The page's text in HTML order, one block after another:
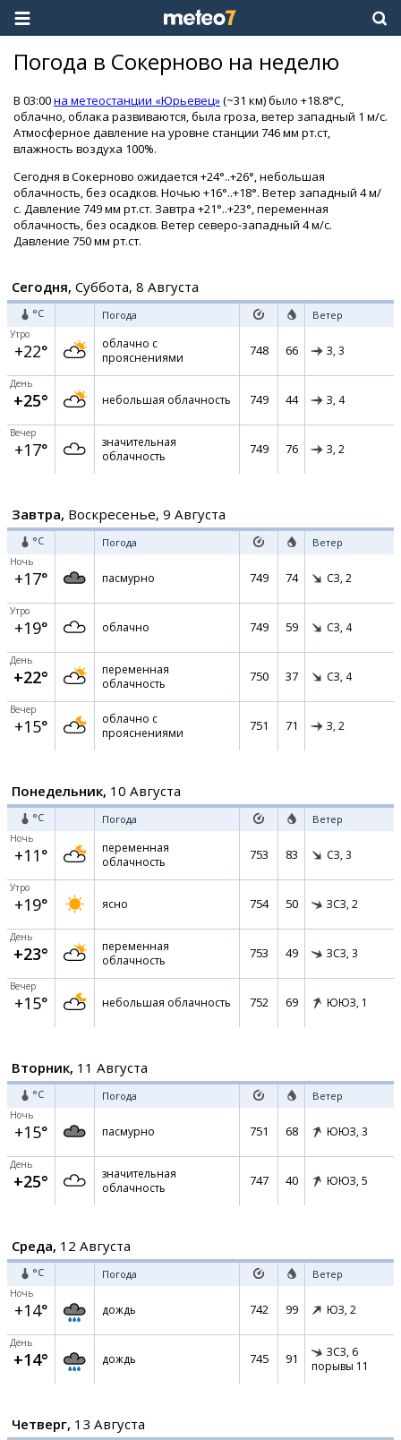
Погода в Сокерново на неделю
В 03:00на метеостанции «Юрьевец»(~31 км) было +18.8°C,
облачно, облака развиваются, была гроза, ветер западный 1 м/с.
Атмосферное давление на уровне станции 746 мм рт.ст,
влажность воздуха 100%.
Сегодня в Сокерново ожидается +24°..+26°, небольшая
облачность, без осадков. Ночью +16°..+18°. Ветер западный 4 м/
с. Давление 749 мм рт.ст. Завтра +21°..+23°, переменная
облачность, без осадков. Ветер северо-западный 4 м/с.
Давление 750 мм рт.ст.
Сегодня, Суббота, 8 Августа
°C Погода Ветер
Утро
+22°
облачно с
прояснениями
748 66 З, 3
День
+25° небольшая облачность 749 44 З, 4
Вечер
+17°
значительная
облачность
749 76 З, 2
Завтра, Воскресенье, 9 Августа
°C Погода Ветер
Ночь
+17° пасмурно 749 74 СЗ, 2
Утро
+19° облачно 749 59 СЗ, 4
День
+22°
переменная
облачность
750 37 СЗ, 4
Вечер
+15°
облачно с
прояснениями
751 71 З, 2
Понедельник, 10 Августа
°C Погода Ветер
Ночь
+11°
переменная
облачность
753 83 СЗ, 3
Утро
+19° ясно 754 50 ЗСЗ, 2
День
+23°
переменная
облачность
753 49 ЗСЗ, 3
Вечер
+15° небольшая облачность 752 69 ЮЮЗ, 1
Вторник, 11 Августа
°C Погода Ветер
Ночь
+15° пасмурно 751 68 ЮЮЗ, 3
День
+25°
значительная
облачность
747 40 ЮЮЗ, 5
Среда, 12 Августа
°C Погода Ветер
Ночь
+14° дождь 742 99 ЮЗ, 2
День
+14° дождь 745 91 ЗСЗ, 6
порывы 11
Четверг, 13 Августа